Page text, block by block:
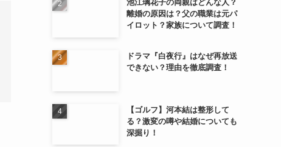
池江璃花子の両親はどんな人？
離婚の原因は？父の職業は元パ
イロット？家族について調査！
ドラマ『白夜行』はなぜ再放送
できない？理由を徹底調査！
【ゴルフ】河本結は整形して
る？激変の噂や結婚についても
深掘り！